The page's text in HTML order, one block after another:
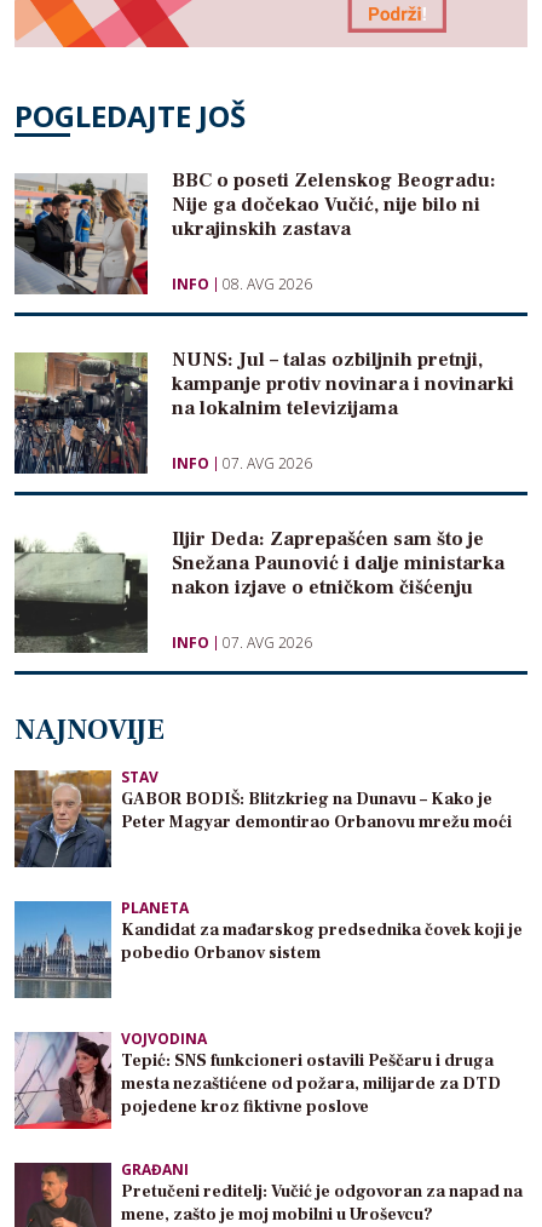
POGLEDAJTE JOŠ
BBC o poseti Zelenskog Beogradu:
Nije ga dočekao Vučić, nije bilo ni
ukrajinskih zastava
INFO 08. AVG 2026
NUNS: Jul – talas ozbiljnih pretnji,
kampanje protiv novinara i novinarki
na lokalnim televizijama
INFO 07. AVG 2026
Iljir Deda: Zaprepašćen sam što je
Snežana Paunović i dalje ministarka
nakon izjave o etničkom čišćenju
INFO 07. AVG 2026
NAJNOVIJE
STAV
GABOR BODIŠ: Blitzkrieg na Dunavu – Kako je
Peter Magyar demontirao Orbanovu mrežu moći
PLANETA
Kandidat za mađarskog predsednika čovek koji je
pobedio Orbanov sistem
VOJVODINA
Tepić: SNS funkcioneri ostavili Peščaru i druga
mesta nezaštićene od požara, milijarde za DTD
pojedene kroz fiktivne poslove
GRAĐANI
Pretučeni reditelj: Vučić je odgovoran za napad na
mene, zašto je moj mobilni u Uroševcu?